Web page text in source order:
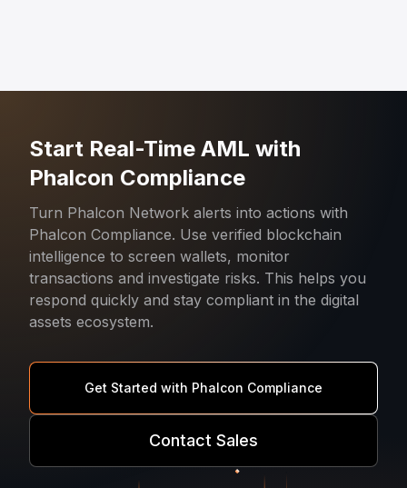
Start Real-Time AML with
Phalcon Compliance
Turn Phalcon Network alerts into actions with
Phalcon Compliance. Use verified blockchain
intelligence to screen wallets, monitor
transactions and investigate risks. This helps you
respond quickly and stay compliant in the digital
assets ecosystem.
Get Started with Phalcon Compliance
Contact Sales